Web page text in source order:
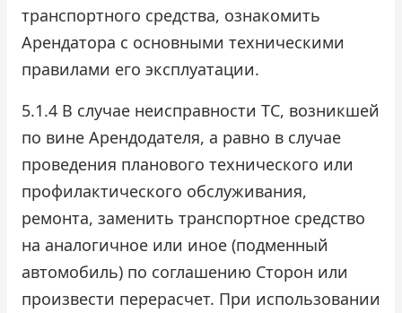
транспортного средства, ознакомить
Арендатора с основными техническими
правилами его эксплуатации.
5.1.4 В случае неисправности ТС, возникшей
по вине Арендодателя, а равно в случае
проведения планового технического или
профилактического обслуживания,
ремонта, заменить транспортное средство
на аналогичное или иное (подменный
автомобиль) по соглашению Сторон или
произвести перерасчет. При использовании